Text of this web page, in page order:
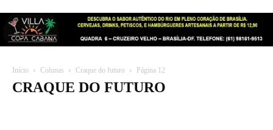
Início Colunas Craque do futuro Página 12
CRAQUE DO FUTURO